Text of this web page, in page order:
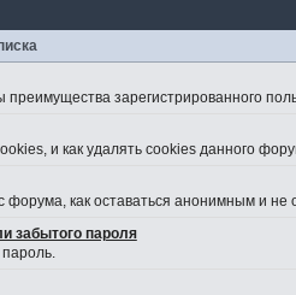
преимущества зарегистрированного
и как удалять cookies данного
форума, как оставаться анонимным и
забытого пароля